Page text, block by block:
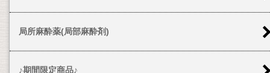
局所麻酔薬(局部麻酔剤)
♪期間限定商品♪